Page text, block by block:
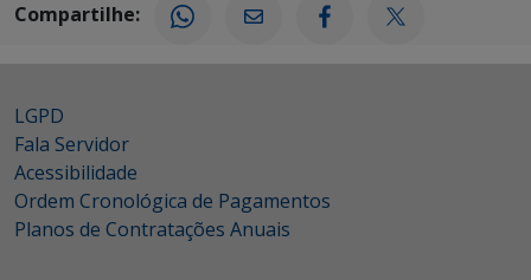
Compartilhe:
LGPD
Fala Servidor
Acessibilidade
Ordem Cronológica de Pagamentos
Planos de Contratações Anuais